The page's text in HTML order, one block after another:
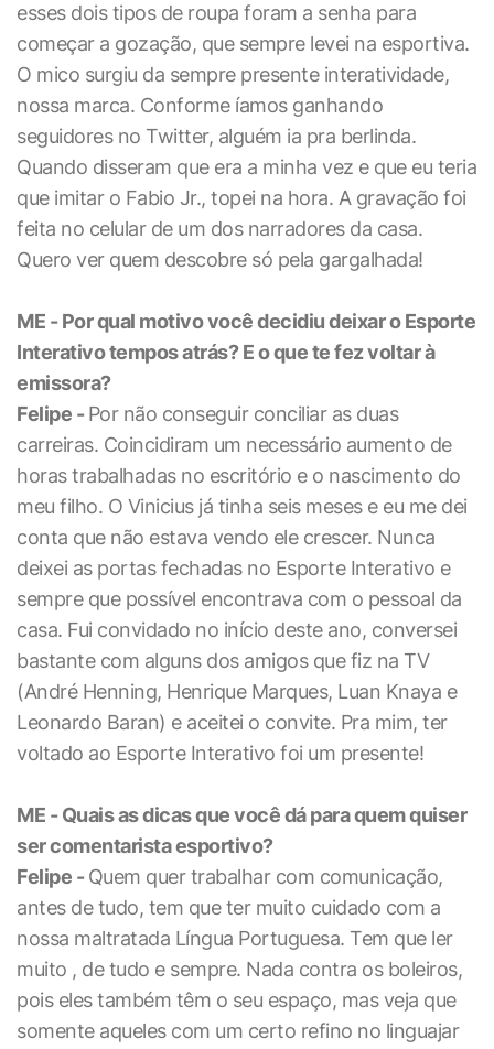
esses dois tipos de roupa foram a senha para
começar a gozação, que sempre levei na esportiva.
O mico surgiu da sempre presente interatividade,
nossa marca. Conforme íamos ganhando
seguidores no Twitter, alguém ia pra berlinda.
Quando disseram que era a minha vez e que eu teria
que imitar o Fabio Jr., topei na hora. A gravação foi
feita no celular de um dos narradores da casa.
Quero ver quem descobre só pela gargalhada!
ME - Por qual motivo você decidiu deixar o Esporte
Interativo tempos atrás? E o que te fez voltar à
emissora?
Felipe -Por não conseguir conciliar as duas
carreiras. Coincidiram um necessário aumento de
horas trabalhadas no escritório e o nascimento do
meu filho. O Vinicius já tinha seis meses e eu me dei
conta que não estava vendo ele crescer. Nunca
deixei as portas fechadas no Esporte Interativo e
sempre que possível encontrava com o pessoal da
casa. Fui convidado no início deste ano, conversei
bastante com alguns dos amigos que fiz na TV
(André Henning, Henrique Marques, Luan Knaya e
Leonardo Baran) e aceitei o convite. Pra mim, ter
voltado ao Esporte Interativo foi um presente!
ME - Quais as dicas que você dá para quem quiser
ser comentarista esportivo?
Felipe -Quem quer trabalhar com comunicação,
antes de tudo, tem que ter muito cuidado com a
nossa maltratada Língua Portuguesa. Tem que ler
muito , de tudo e sempre. Nada contra os boleiros,
pois eles também têm o seu espaço, mas veja que
somente aqueles com um certo refino no linguajar